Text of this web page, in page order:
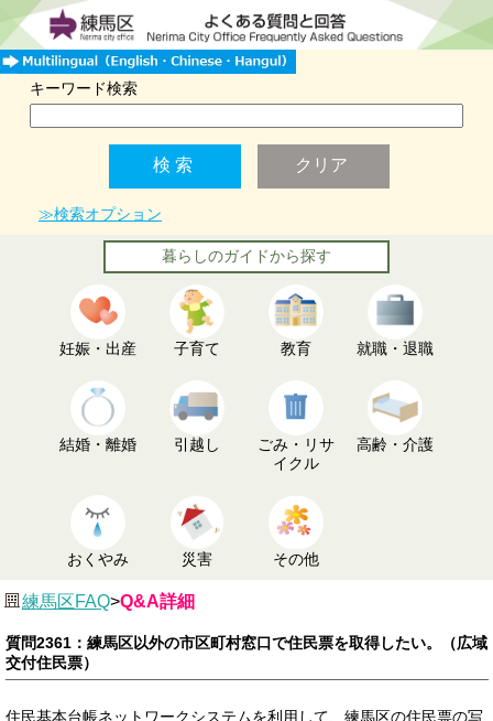
キーワード検索
≫検索オプション
暮らしのガイドから探す
妊娠・出産 子育て 教育 就職・退職
結婚・離婚 引越し
ごみ・リサ
イクル
高齢・介護
おくやみ 災害 その他
練馬区FAQ>Q&A詳細
質問2361：練馬区以外の市区町村窓口で住民票を取得したい。（広域
交付住民票）
住民基本台帳ネットワークシステムを利用して、練馬区の住民票の写